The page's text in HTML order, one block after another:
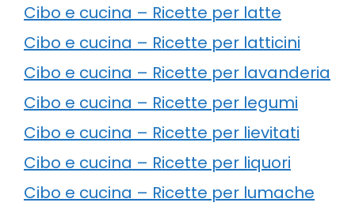
Cibo e cucina – Ricette per latte
Cibo e cucina – Ricette per latticini
Cibo e cucina – Ricette per lavanderia
Cibo e cucina – Ricette per legumi
Cibo e cucina – Ricette per lievitati
Cibo e cucina – Ricette per liquori
Cibo e cucina – Ricette per lumache